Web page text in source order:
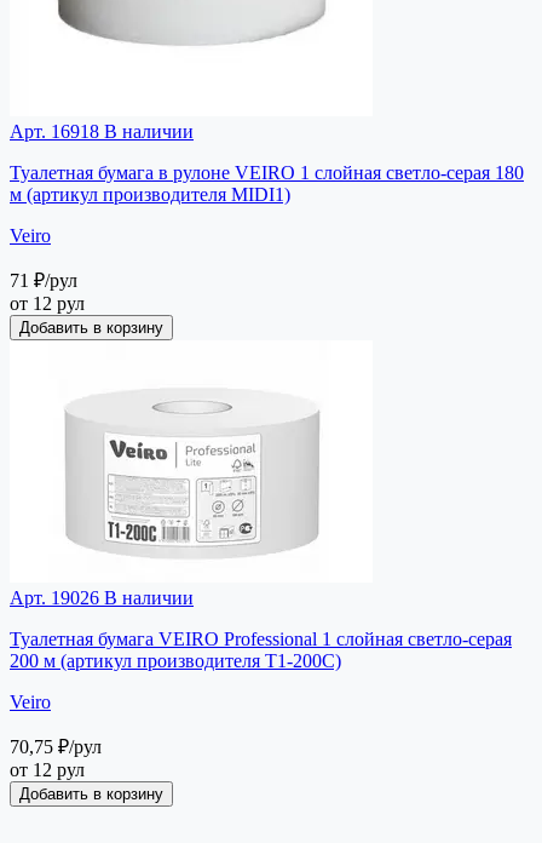
Арт. 16918 В наличии
Туалетная бумага в рулоне VEIRO 1 слойная светло-серая 180
м (артикул производителя MIDI1)
Veiro
71 ₽/рул
от 12 рул
Добавить в корзину
Арт. 19026 В наличии
Туалетная бумага VEIRO Professional 1 слойная светло-серая
200 м (артикул производителя Т1-200С)
Veiro
70,75 ₽/рул
от 12 рул
Добавить в корзину